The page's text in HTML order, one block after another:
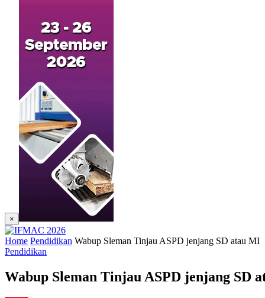
×
Home Pendidikan Wabup Sleman Tinjau ASPD jenjang SD atau MI
Pendidikan
Wabup Sleman Tinjau ASPD jenjang SD